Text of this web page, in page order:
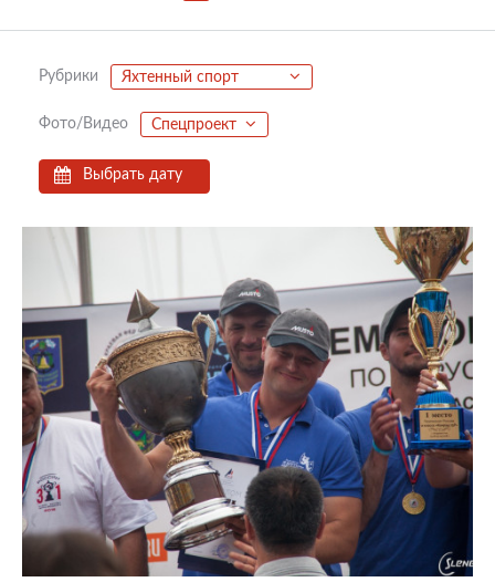
Рубрики Яхтенный спорт
Фото/Видео Спецпроект
Выбрать дату